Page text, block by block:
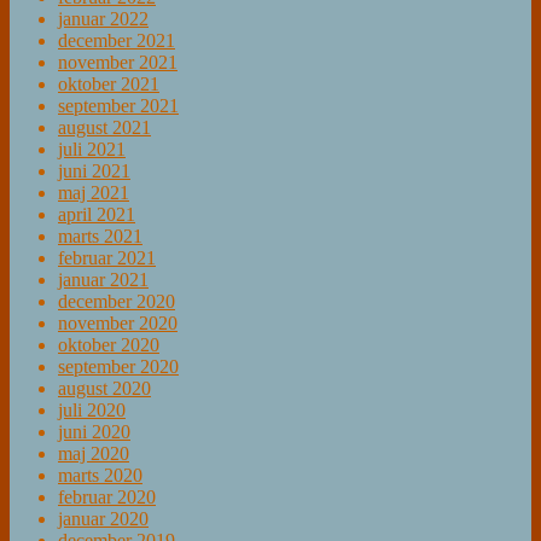
januar 2022
december 2021
november 2021
oktober 2021
september 2021
august 2021
juli 2021
juni 2021
maj 2021
april 2021
marts 2021
februar 2021
januar 2021
december 2020
november 2020
oktober 2020
september 2020
august 2020
juli 2020
juni 2020
maj 2020
marts 2020
februar 2020
januar 2020